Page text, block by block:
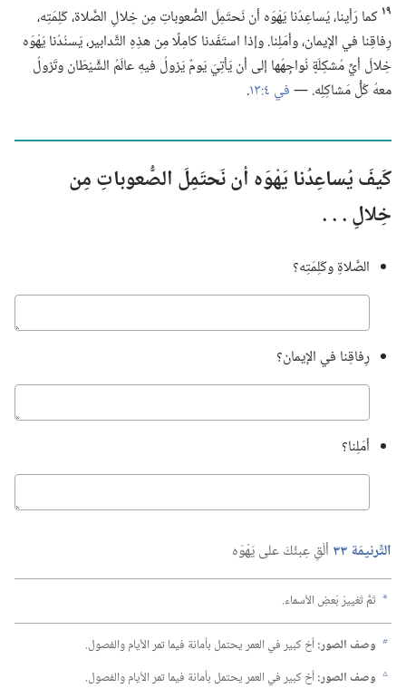
١٩ كما رَأينا،‏ يُساعِدُنا يَهْوَه أن نَحتَمِلَ الصُّعوباتِ مِن خِلالِ الصَّلاة،‏ كَلِمَتِه،‏
رِفاقِنا في الإيمان،‏ وأمَلِنا.‏ وإذا استَفَدنا كامِلًا مِن هذِهِ التَّدابير،‏ يَسنُدُنا يَهْوَه
خِلالَ أيِّ مُشكِلَةٍ نُواجِهُها إلى أن يَأتِيَ يَومٌ يَزولُ فيهِ عالَمُ الشَّيْطَان وتَ‍زولُ
معهُ كُلُّ مَشاكِلِه.‏ —‏في ٤:‏١٣ ‏.‏
كَيفَ يُساعِدُنا يَهْوَه أن نَحتَمِلَ الصُّعوباتِ مِن
خِلالِ .‏ .‏ .‏
الصَّلاةِ وكَلِمَتِه؟‏
رِفاقِنا في الإيمان؟‏
أمَلِنا؟‏
التَّرنيمَة ٣٣ ألْقِ عِبئَكَ على يَهْوَه
a تَمَّ تَغييرُ بَعضِ الأسماء.‏
b وصف الصور:‏أخ كبير في العمر يحتمل بأمانة فيما تمر الأيام والفصول.‏
c وصف الصور:‏أخ كبير في العمر يحتمل بأمانة فيما تمر الأيام والفصول.‏